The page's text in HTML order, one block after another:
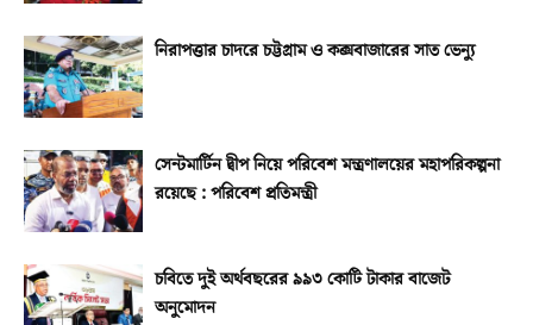
নিরাপত্তার চাদরে চট্টগ্রাম ও কক্সবাজারের সাত ভেন্যু
সেন্টমার্টিন দ্বীপ নিয়ে পরিবেশ মন্ত্রণালয়ের মহাপরিকল্পনা
রয়েছে : পরিবেশ প্রতিমন্ত্রী
চবিতে দুই অর্থবছরের ৯৯৩ কোটি টাকার বাজেট
অনুমোদন